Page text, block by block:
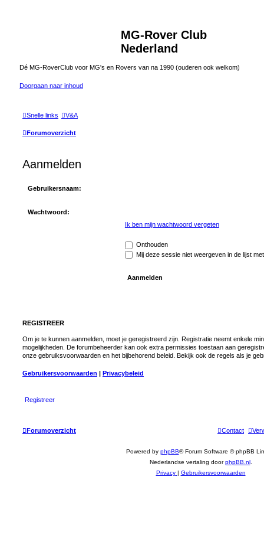
MG-Rover Club
Nederland
Dé MG-RoverClub voor MG's en Rovers van na 1990 (ouderen ook welkom)
Doorgaan naar inhoud
Snelle links V&A
Forumoverzicht
Aanmelden
Gebruikersnaam:
Wachtwoord:
Ik ben mijn wachtwoord vergeten
Onthouden
Mij deze sessie niet weergeven in de lijst
REGISTREER
Om je te kunnen aanmelden, moet je geregistreerd zijn. Registratie neemt enkele
mogelijkheden. De forumbeheerder kan ook extra permissies toestaan aan
onze gebruiksvoorwaarden en het bijbehorend beleid. Bekijk ook de regels als je
Gebruikersvoorwaarden Privacybeleid
Registreer
Forumoverzicht Contact
Powered by phpBB® Forum Software © phpBB
Nederlandse vertaling doorphpBB.nl.
Privacy | Gebruikersvoorwaarden